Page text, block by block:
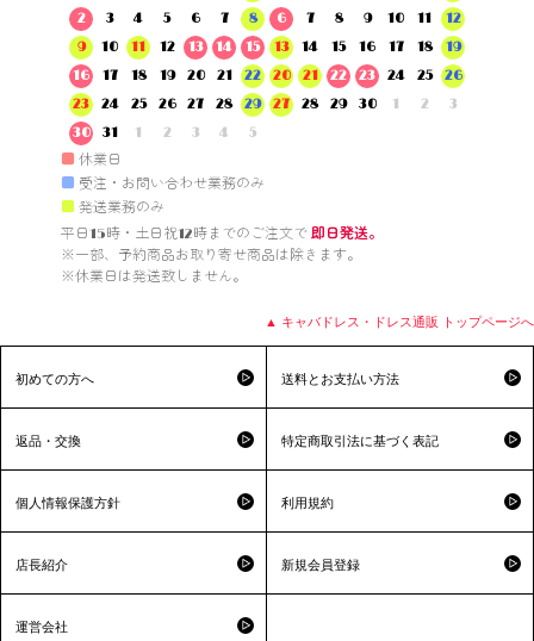
2
3 4 5 6 7
8
9
10 11 12 13 14
15
16
17 18 19 20 21
22
23
24 25 26 27 28
29
30
31 1 2 3 4 5
6
7 8 9 10 11
12
13
14 15 16 17 18
19
20
21 22 23 24 25
26
27
28 29 30 1 2 3
■ 休業日
■ 受注・お問い合わせ業務のみ
■ 発送業務のみ
平日15時・土日祝12時までのご注文で 即日発送。
※一部、予約商品お取り寄せ商品は除きます。
※休業日は発送致しません。
▲ キャバドレス・ドレス通販 トップページへ
初めての方へ 送料とお支払い方法
返品・交換 特定商取引法に基づく表記
個人情報保護方針 利用規約
店長紹介 新規会員登録
運営会社